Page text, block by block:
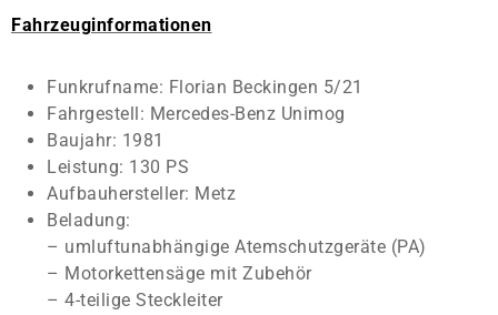
Fahrzeuginformationen
Funkrufname: Florian Beckingen 5/21
Fahrgestell: Mercedes-Benz Unimog
Baujahr: 1981
Leistung: 130 PS
Aufbauhersteller: Metz
Beladung:
– umluftunabhängige Atemschutzgeräte (PA)
– Motorkettensäge mit Zubehör
– 4-teilige Steckleiter